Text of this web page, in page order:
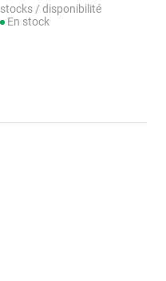
stocks / disponibilité
En stock